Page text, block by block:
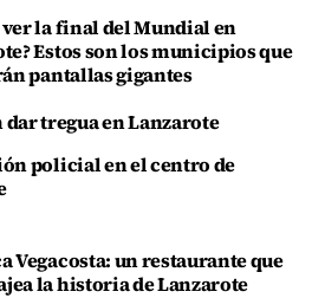
ver la final del Mundial en
Estos son los municipios que
pantallas gigantes
tregua en Lanzarote
policial en el centro de
Vegacosta: un restaurante que
la historia de Lanzarote